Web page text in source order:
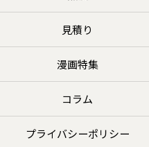
見積り
漫画特集
コラム
プライバシーポリシー